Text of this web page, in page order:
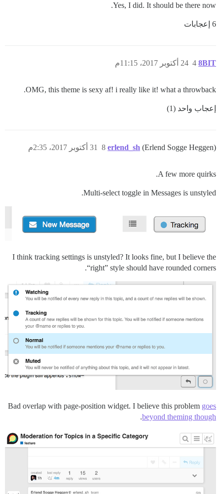
Yes, I did. It should be there now.
6 إعجابات
8BIT 24 أكتوبر 2017، 11:15م 4
OMG, this theme is sexy af! i really like it! what a throwback.
إعجاب واحد (1)
erlend_sh (Erlend Sogge Heggen) 31 أكتوبر 2017، 2:35م 8
A few more quirks.
Multi-select toggle in Messages is unstyled.
I think tracking settings is unstyled? It looks fine, but I believe the
“right” style should have rounded corners.
Bad overlap with page-position widget. I believe this problem goes
beyond theming though
.